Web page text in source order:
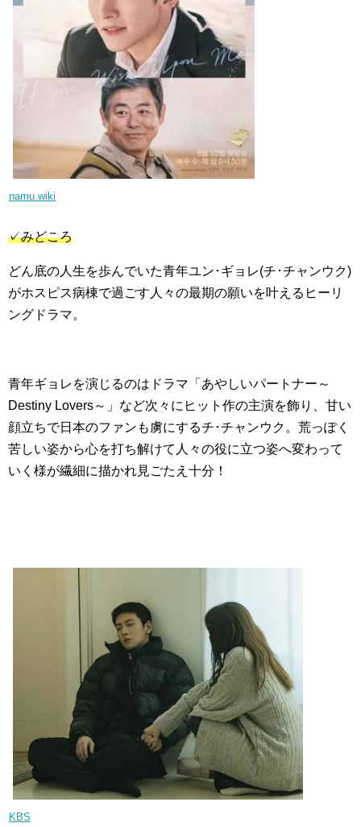
namu.wiki
✓みどころ
どん底の人生を歩んでいた青年ユン･ギョレ(チ･チャンウク)
がホスピス病棟で過ごす人々の最期の願いを叶えるヒーリ
ングドラマ。
青年ギョレを演じるのはドラマ「あやしいパートナー～
Destiny Lovers～」など次々にヒット作の主演を飾り、甘い
顔立ちで日本のファンも虜にするチ･チャンウク。荒っぽく
苦しい姿から心を打ち解けて人々の役に立つ姿へ変わって
いく様が繊細に描かれ見ごたえ十分！
KBS